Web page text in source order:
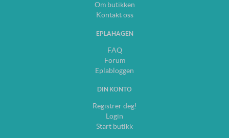
Om butikken
Kontakt oss
EPLAHAGEN
FAQ
Forum
Eplabloggen
DIN KONTO
Registrer deg!
Login
Start butikk